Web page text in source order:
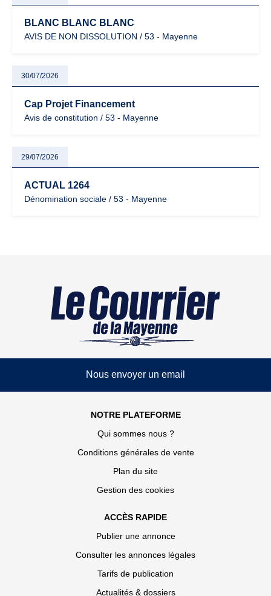
BLANC BLANC BLANC
AVIS DE NON DISSOLUTION / 53 - Mayenne
30/07/2026
Cap Projet Financement
Avis de constitution / 53 - Mayenne
29/07/2026
ACTUAL 1264
Dénomination sociale / 53 - Mayenne
Nous envoyer un email
NOTRE PLATEFORME
Qui sommes nous ?
Conditions générales de vente
Plan du site
Gestion des cookies
ACCÈS RAPIDE
Publier une annonce
Consulter les annonces légales
Tarifs de publication
Actualités & dossiers